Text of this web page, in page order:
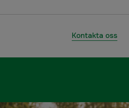
Kontakta oss